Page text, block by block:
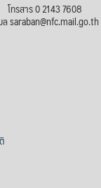
กระทรวงพาณิชย์ เปิด
2569 (ม.ค.-มิ.ย.) มี
ฐ (ประมาณ
ลง 27.69%
เศรษฐกิจและการค้า
ำคัญ จีน ส่งออกได้
โทรสาร 0 2143 7608
ล saraban@nfc.mail.go.th